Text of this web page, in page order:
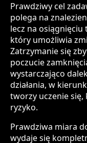
Prawdziwy cel
polega na
lecz na
który umożliwia
Zatrzymanie się
poczucie
wystarczająco
działania, w
tworzy uczenie się,
ryzyko.
Prawdziwa miara
wydaje się